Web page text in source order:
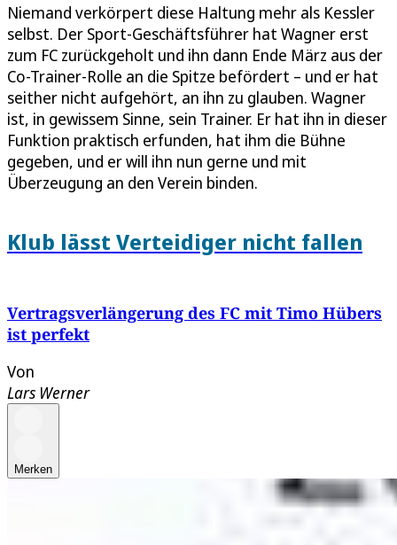
Niemand verkörpert diese Haltung mehr als Kessler
selbst. Der Sport-Geschäftsführer hat Wagner erst
zum FC zurückgeholt und ihn dann Ende März aus der
Co-Trainer-Rolle an die Spitze befördert – und er hat
seither nicht aufgehört, an ihn zu glauben. Wagner
ist, in gewissem Sinne, sein Trainer. Er hat ihn in dieser
Funktion praktisch erfunden, hat ihm die Bühne
gegeben, und er will ihn nun gerne und mit
Überzeugung an den Verein binden.
Klub lässt Verteidiger nicht fallen
Vertragsverlängerung des FC mit Timo Hübers
ist perfekt
Von
Lars Werner
Merken